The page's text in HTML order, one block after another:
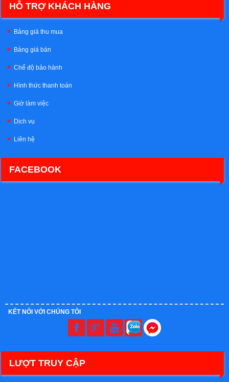
HỖ TRỢ KHÁCH HÀNG
Bảng giá thu mua
Bảng giá bán
Chế độ bảo hành
Hình thức thanh toán
Giờ làm việc
Dịch vụ
Liên hệ
FACEBOOK
KẾT NỐI VỚI CHÚNG TÔI
LƯỢT TRUY CẬP